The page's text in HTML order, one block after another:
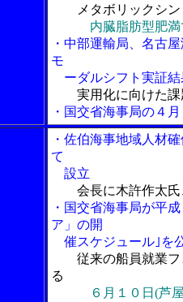
メタボリックシ
内臓脂肪型肥
・中部運輸局、名古
モ
ーダルシフト実証結
実用化に向けた
・国交省海事局の４
・佐伯海事地域人材
て
設立
会長に木許作太
・国交省海事局が平
ア」の開
催スケジュール｣を
従来の船員就業
る
６月１０日(芦